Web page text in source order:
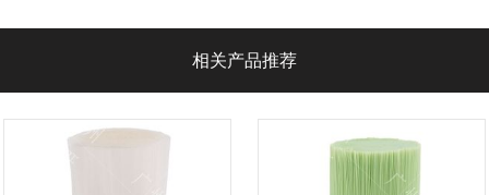
相关产品推荐